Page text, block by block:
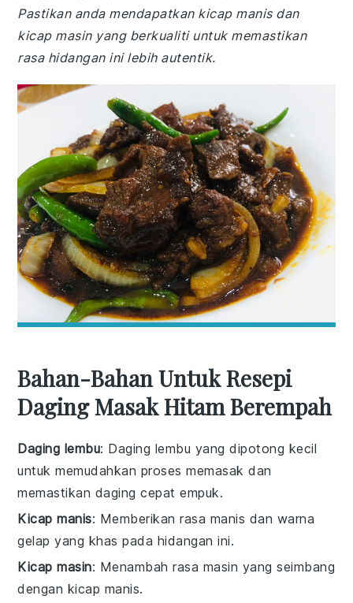
Pastikan anda mendapatkan kicap manis dan
kicap masin yang berkualiti untuk memastikan
rasa hidangan ini lebih autentik.
Bahan-Bahan Untuk Resepi
Daging Masak Hitam Berempah
Daging lembu: Daging lembu yang dipotong kecil
untuk memudahkan proses memasak dan
memastikan daging cepat empuk.
Kicap manis: Memberikan rasa manis dan warna
gelap yang khas pada hidangan ini.
Kicap masin: Menambah rasa masin yang seimbang
dengan kicap manis.